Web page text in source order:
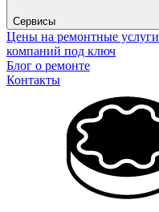
Сервисы
Цены на ремонтные услуги
компаний под ключ
Блог о ремонте
Контакты